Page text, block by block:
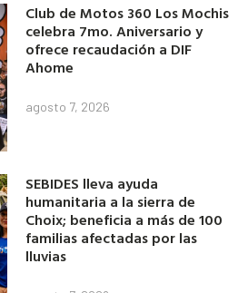
Club de Motos 360 Los Mochis
celebra 7mo. Aniversario y
ofrece recaudación a DIF
Ahome
agosto 7, 2026
SEBIDES lleva ayuda
humanitaria a la sierra de
Choix; beneficia a más de 100
familias afectadas por las
lluvias